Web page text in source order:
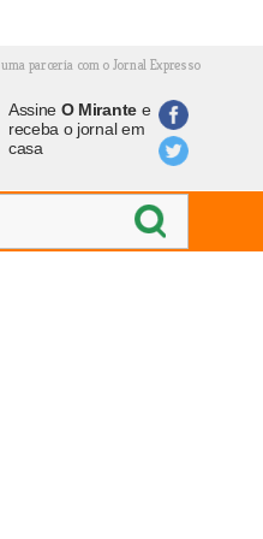
uma parceria com o Jornal Expresso
Assine O Mirantee
receba o jornal em
casa